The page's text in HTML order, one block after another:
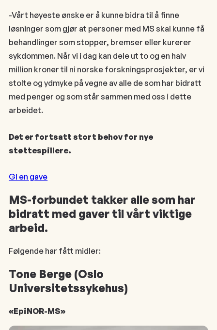
-Vårt høyeste ønske er å kunne bidra til å finne
løsninger som gjør at personer med MS skal kunne få
behandlinger som stopper, bremser eller kurerer
sykdommen. Når vi i dag kan dele ut to og en halv
million kroner til ni norske forskningsprosjekter, er vi
stolte og ydmyke på vegne av alle de som har bidratt
med penger og som står sammen med oss i dette
arbeidet.
Det er fortsatt stort behov for nye
støttespillere.
Gi en gave
MS-forbundet takker alle som har
bidratt med gaver til vårt viktige
arbeid.
Følgende har fått midler:
Tone Berge (Oslo
Universitetssykehus)
«EpiNOR-MS»